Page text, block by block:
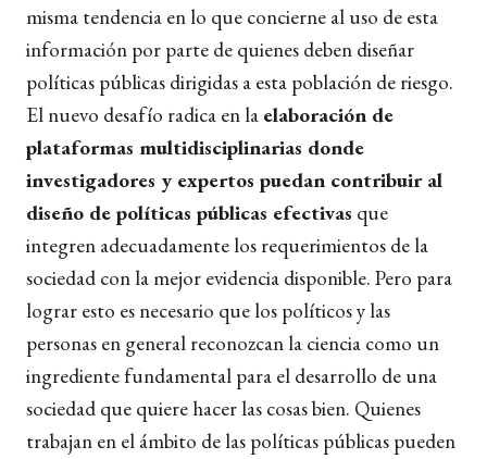
misma tendencia en lo que concierne al uso de esta
información por parte de quienes deben diseñar
políticas públicas dirigidas a esta población de riesgo.
El nuevo desafío radica en la elaboración de
plataformas multidisciplinarias donde
investigadores y expertos puedan contribuir al
diseño de políticas públicas efectivas que
integren adecuadamente los requerimientos de la
sociedad con la mejor evidencia disponible. Pero para
lograr esto es necesario que los políticos y las
personas en general reconozcan la ciencia como un
ingrediente fundamental para el desarrollo de una
sociedad que quiere hacer las cosas bien. Quienes
trabajan en el ámbito de las políticas públicas pueden